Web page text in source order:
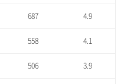
687 4.9
558 4.1
506 3.9